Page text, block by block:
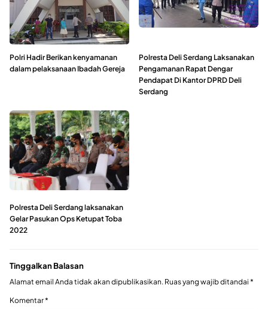
Polri Hadir Berikan kenyamanan
dalam pelaksanaan Ibadah Gereja
Polresta Deli Serdang Laksanakan
Pengamanan Rapat Dengar
Pendapat Di Kantor DPRD Deli
Serdang
Polresta Deli Serdang laksanakan
Gelar Pasukan Ops Ketupat Toba
2022
Tinggalkan Balasan
Alamat email Anda tidak akan dipublikasikan. Ruas yang wajib ditandai *
Komentar*